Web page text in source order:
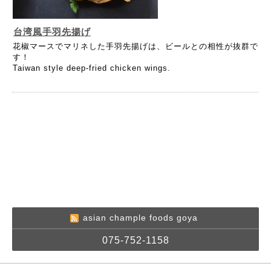
台湾風手羽先揚げ
花椒マースでマリネした手羽先揚げは、ビールとの相性が抜群で
す！
Taiwan style deep-fried chicken wings.
asian chample foods goya
075-752-1158